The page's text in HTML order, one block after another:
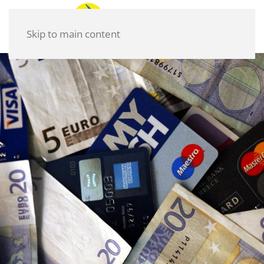
Skip to main content